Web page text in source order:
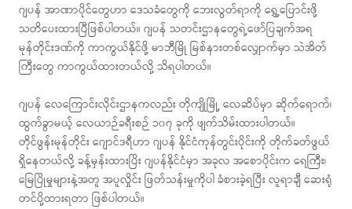
ဂျပန် အာဏာပိုင်တွေဟာ ဒေသခံတွေကို ဘေးလွတ်ရာကို ရွှေ့ပြောင်းဖို့
သတိပေးထားပြီဖြစ်ပါတယ်။ ဂျပန် သတင်းဌာနတွေရဲ့ဖော်ပြချက်အရ
မုန်တိုင်းဒဏ်ကို ကာကွယ်နိုင်ဖို့ မာဘီမြို မြစ်နားတစ်လျှောက်မှာ သဲအိတ်
ကြီးတွေ ကာကွယ်ထားတယ်လို့ သိရပါတယ်။
ဂျပန် လေကြောင်းလိုင်းဌာနကလည်း တိုကျိုမြို့ လေဆိပ်မှာ ဆိုက်ရောက်၊
ထွက်ခွာမယ့် လေယာဉ်ခရီးစဉ် ၁၀၇ ခုကို ဖျက်သိမ်းထားပါတယ်။
တိုင်ဖွန်းမုန်တိုင်း ဂျောင်ဒရီဟာ ဂျပန် နိုင်ငံကုန်တွင်းပိုင်းကို တိုက်ခတ်ဖွယ်
ရှိနေတယ်လို့ ခန့်မှန်းထားပြိး ဂျပန်နိုင်ငံမှာ အခုလ အစောပိုင်းက ရေကြီး၊
မြေပြိုမှုများနဲ့အတူ အပူလှိုင်း ဖြတ်သန်းမှုကိုပါ ခံစားခဲ့ရပြီး လူရာချီ ဆေးရုံ
တင်ပို့ထားရတာ ဖြစ်ပါတယ်။